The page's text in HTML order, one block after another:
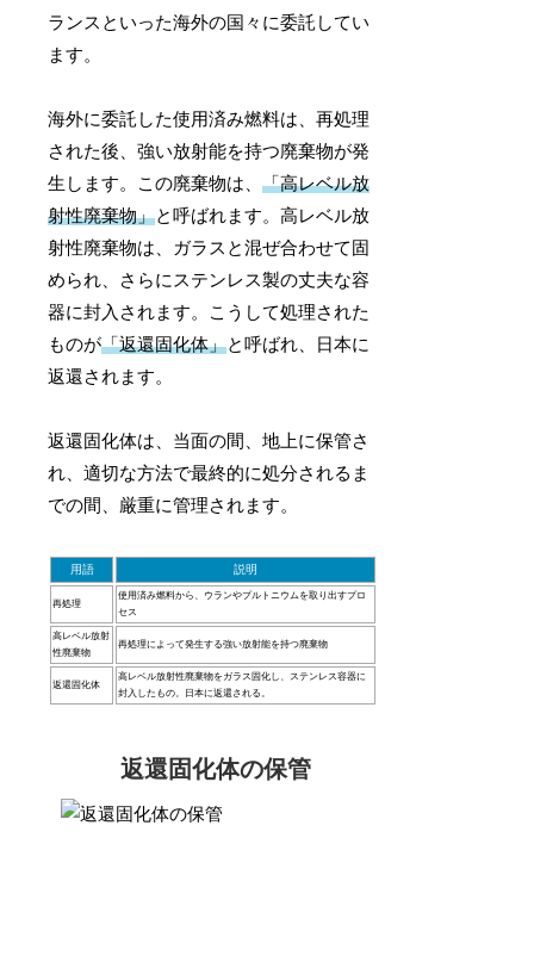
ランスといった海外の国々に委託してい
ます。
海外に委託した使用済み燃料は、再処理
された後、強い放射能を持つ廃棄物が発
生します。この廃棄物は、「高レベル放
射性廃棄物」と呼ばれます。高レベル放
射性廃棄物は、ガラスと混ぜ合わせて固
められ、さらにステンレス製の丈夫な容
器に封入されます。こうして処理された
ものが「返還固化体」と呼ばれ、日本に
返還されます。
返還固化体は、当面の間、地上に保管さ
れ、適切な方法で最終的に処分されるま
での間、厳重に管理されます。
用語 説明
再処理
使用済み燃料から、ウランやプルトニウムを取り出すプロ
セス
高レベル放射
性廃棄物
再処理によって発生する強い放射能を持つ廃棄物
返還固化体
高レベル放射性廃棄物をガラス固化し、ステンレス容器に
封入したもの。日本に返還される。
返還固化体の保管